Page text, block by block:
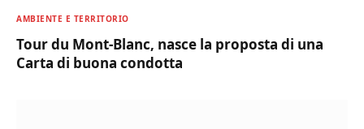
AMBIENTE E TERRITORIO
Tour du Mont-Blanc, nasce la proposta di una
Carta di buona condotta